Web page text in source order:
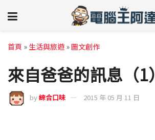
首頁 » 生活與旅遊 »圖文創作
來自爸爸的訊息（1）
by綜合口味 2015 年 05 月 11 日